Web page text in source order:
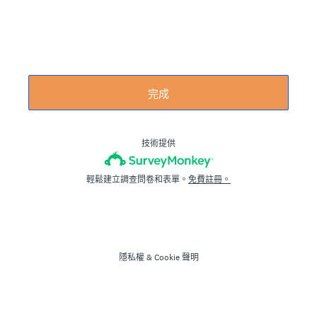
完成
技術提供
輕鬆建立調查問卷和表單。 免費註冊。
隱私權 & Cookie 聲明